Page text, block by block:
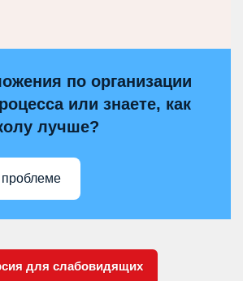
по организации
или знаете, как
лучше?
проблеме
для слабовидящих